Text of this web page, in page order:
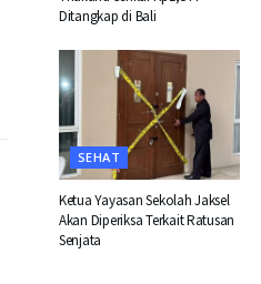
Ditangkap di Bali
SEHAT
Ketua Yayasan Sekolah Jaksel
Akan Diperiksa Terkait Ratusan
Senjata